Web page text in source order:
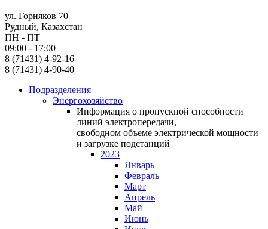
ул. Горняков 70
Рудный, Казахстан
ПН - ПТ
09:00 - 17:00
8 (71431) 4-92-16
8 (71431) 4-90-40
Подразделения
Энергохозяйство
Информация о пропускной способности
линий электропередачи,
свободном объеме электрической мощности
и загрузке подстанций
2023
Январь
Февраль
Март
Апрель
Май
Июнь